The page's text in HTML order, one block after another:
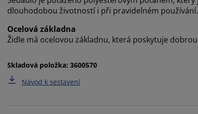
dlouhodobou životností i při pravidelném používání.
Ocelová základna
Židle má ocelovou základnu, která poskytuje
Skladová položka: 3600570
Návod k sestavení